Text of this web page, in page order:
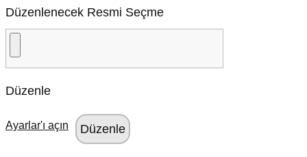
Düzenlenecek Resmi Seçme
Düzenle
Ayarlar'ı açın